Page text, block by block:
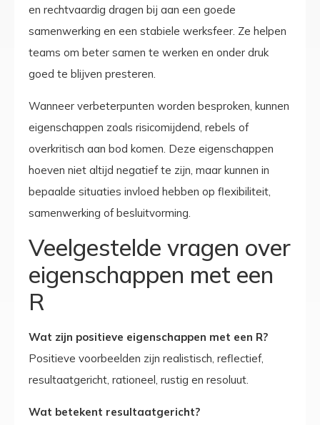
en rechtvaardig dragen bij aan een goede
samenwerking en een stabiele werksfeer. Ze helpen
teams om beter samen te werken en onder druk
goed te blijven presteren.
Wanneer verbeterpunten worden besproken, kunnen
eigenschappen zoals risicomijdend, rebels of
overkritisch aan bod komen. Deze eigenschappen
hoeven niet altijd negatief te zijn, maar kunnen in
bepaalde situaties invloed hebben op flexibiliteit,
samenwerking of besluitvorming.
Veelgestelde vragen over
eigenschappen met een
R
Wat zijn positieve eigenschappen met een R?
Positieve voorbeelden zijn realistisch, reflectief,
resultaatgericht, rationeel, rustig en resoluut.
Wat betekent resultaatgericht?